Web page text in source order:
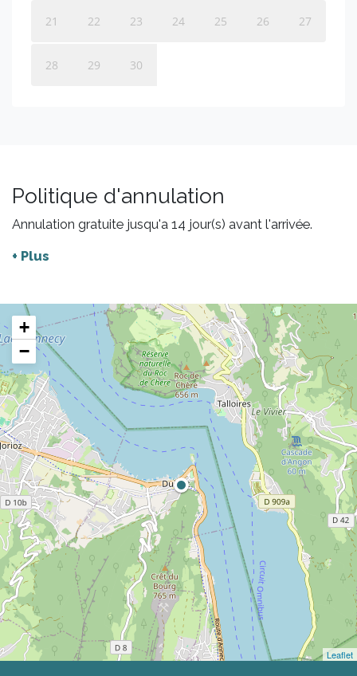
21 22 23 24 25 26 27
28 29 30
Politique d'annulation
Annulation gratuite jusqu'a 14 jour(s) avant l'arrivée.
+ Plus
+
−
Leaflet